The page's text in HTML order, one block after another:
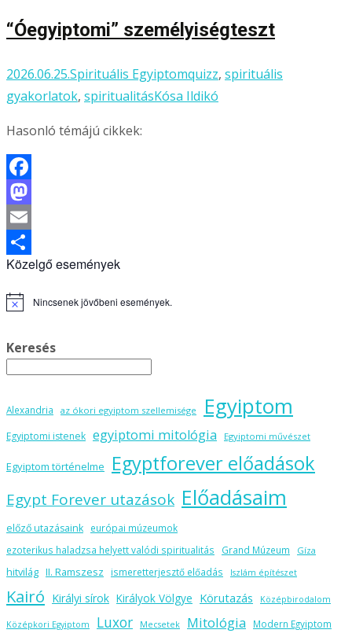
“Óegyiptomi” személyiségteszt
2026.06.25.Spirituális Egyiptomquizz, spirituális
gyakorlatok, spiritualitásKósa Ildikó
Hasonló témájú cikkek:
Facebook
Mastodon
Email
Ossza
meg
Közelgő események
Notice Nincsenek jövőbeni események.
Keresés
Alexandria az ókori egyiptom szellemisége Egyiptom
Egyiptomi istenek egyiptomi mitológia Egyiptomi művészet
Egyiptom történelme Egyptforever előadások
Egypt Forever utazások Előadásaim
előző utazásaink
európai múzeumok
ezoterikus haladzsa helyett valódi spiritualitás
Grand Múzeum Gíza
hitvilág II. Ramszesz ismeretterjesztő előadás Iszlám építészet
Kairó Királyi sírok Királyok Völgye Körutazás Középbirodalom
Középkori Egyiptom Luxor Mecsetek Mitológia Modern Egyiptom